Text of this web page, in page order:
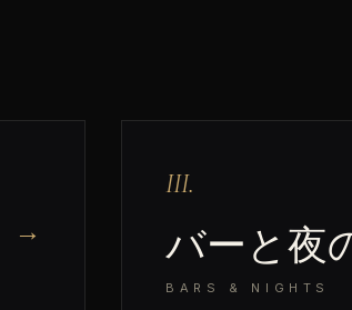
→
III.
バーと夜
BARS & NIGHTS